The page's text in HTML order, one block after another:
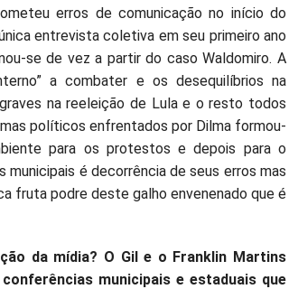
erros de comunicação no início do
entrevista coletiva em seu primeiro ano
se de vez a partir do caso Waldomiro. A
a combater e os desequilíbrios na
na reeleição de Lula e o resto todos
políticos enfrentados por Dilma formou-
para os protestos e depois para o
é decorrência de seus erros mas
fruta podre deste galho envenenado que é
da mídia? O Gil e o Franklin Martins
municipais e estaduais que